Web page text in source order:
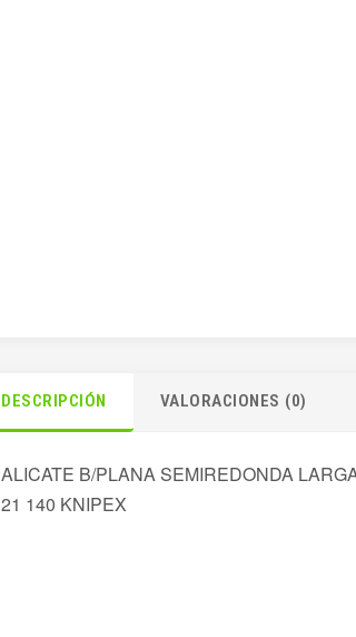
DESCRIPCIÓN VALORACIONES (0)
ALICATE B/PLANA SEMIREDONDA
21 140 KNIPEX